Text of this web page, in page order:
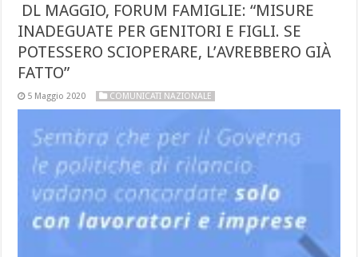
DL MAGGIO, FORUM FAMIGLIE: “MISURE
INADEGUATE PER GENITORI E FIGLI. SE
POTESSERO SCIOPERARE, L’AVREBBERO GIÀ
FATTO”
5 Maggio 2020 COMUNICATI NAZIONALE